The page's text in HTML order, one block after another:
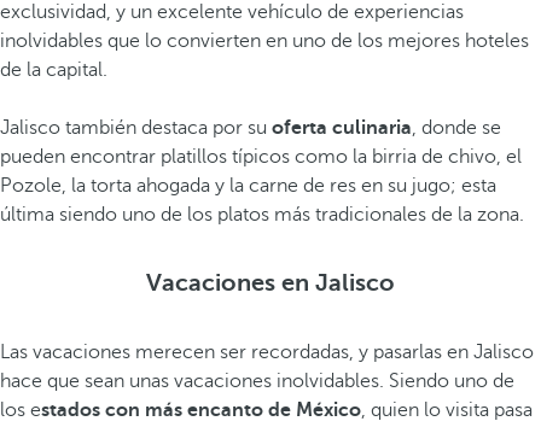
exclusividad, y un excelente vehículo de experiencias
inolvidables que lo convierten en uno de los mejores hoteles
de la capital.
Jalisco también destaca por su oferta culinaria, donde se
pueden encontrar platillos típicos como la birria de chivo, el
Pozole, la torta ahogada y la carne de res en su jugo; esta
última siendo uno de los platos más tradicionales de la zona.
Vacaciones en Jalisco
Las vacaciones merecen ser recordadas, y pasarlas en Jalisco
hace que sean unas vacaciones inolvidables. Siendo uno de
los estados con más encanto de México, quien lo visita pasa